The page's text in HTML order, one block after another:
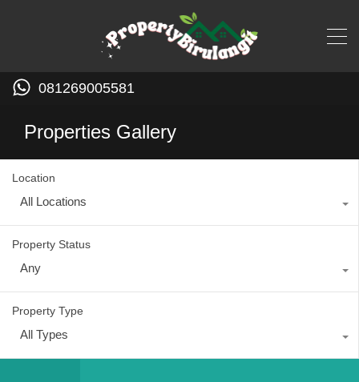
081269005581
Properties Gallery
Location
All Locations
Property Status
Any
Property Type
All Types